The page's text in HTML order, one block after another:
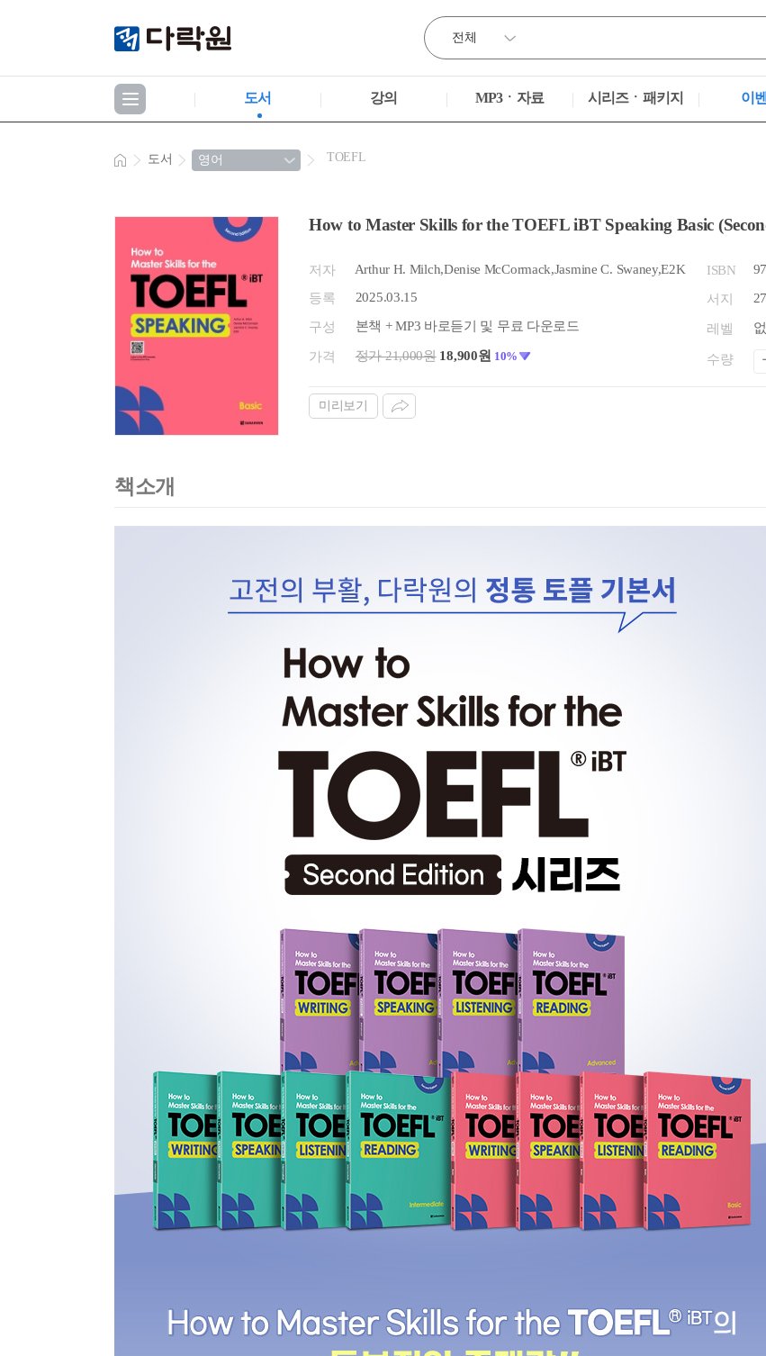
도서 강의 MP3ㆍ자료 시리즈ㆍ패키지 이
도서 TOEFL
How to Master Skills for the TOEFL iBT Speaking Basic
저자 Arthur H. Milch,Denise McCormack,Jasmine C. Swaney,E2K
등록 2025.03.15
구성 본책 + MP3 바로듣기 및 무료 다운로드
가격 정가 21,000원 18,900원 10%
ISBN
서지
레벨
수량
미리보기
책소개